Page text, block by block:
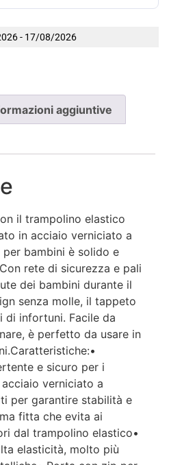
- 17/08/2026
aggiuntive
il trampolino elastico
in acciaio verniciato a
bambini è solido e
rete di sicurezza e pali
dei bambini durante il
senza molle, il tappeto
di infortuni. Facile da
è perfetto da usare in
e sicuro per i
verniciato a
per garantire stabilità e
fitta che evita ai
dal trampolino elastico•
elasticità, molto più